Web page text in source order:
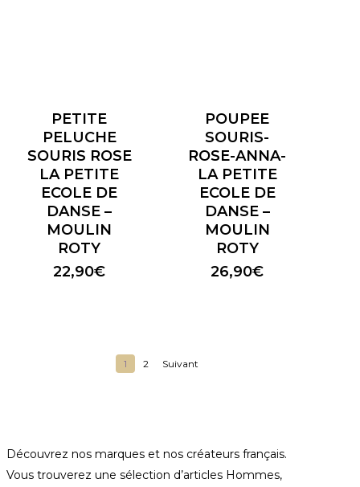
PETITE
PELUCHE
SOURIS ROSE
LA PETITE
ECOLE DE
DANSE –
MOULIN
ROTY
22,90€
POUPEE
SOURIS-
ROSE-ANNA-
LA PETITE
ECOLE DE
DANSE –
MOULIN
ROTY
26,90€
1 2 Suivant
Découvrez nos marques et nos créateurs français.
Vous trouverez une sélection d’articles Hommes,